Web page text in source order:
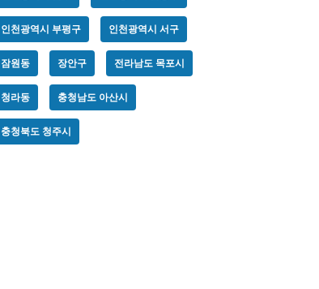
인천광역시 부평구 인천광역시 서구
잠원동 장안구 전라남도 목포시
청라동 충청남도 아산시
충청북도 청주시